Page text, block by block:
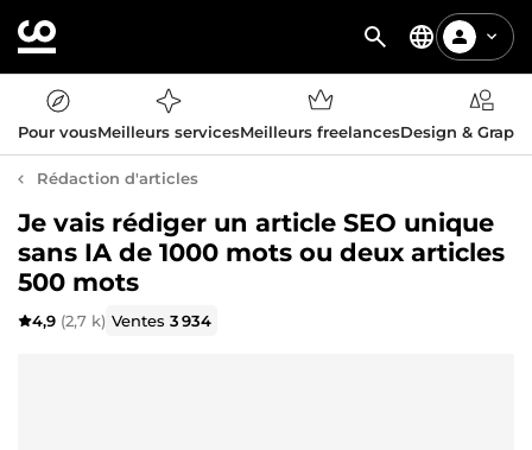
Pour vousMeilleurs servicesMeilleurs freelancesDesign &
Rédaction d'articles
Je vais rédiger un article SEO unique
sans IA de 1000 mots ou deux articles
500 mots
4,9 (2,7 k) Ventes3 934